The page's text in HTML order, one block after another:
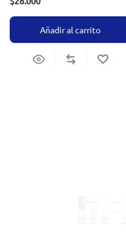
Añadir al carrito